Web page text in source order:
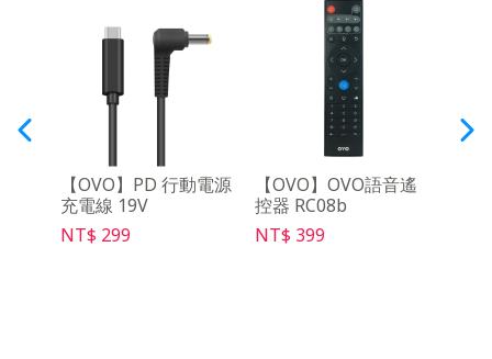
【OVO】PD 行動電源
充電線 19V
NT$ 299
【OVO】OVO語音遙
控器 RC08b
NT$ 399